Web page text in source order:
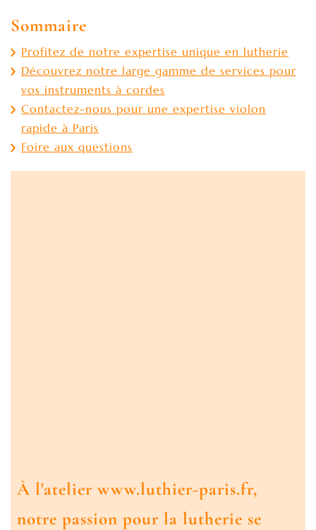
Sommaire
Profitez de notre expertise unique en lutherie
Découvrez notre large gamme de services pour
vos instruments à cordes
Contactez-nous pour une expertise violon
rapide à Paris
Foire aux questions
À l'atelier www.luthier-paris.fr,
notre passion pour la lutherie se